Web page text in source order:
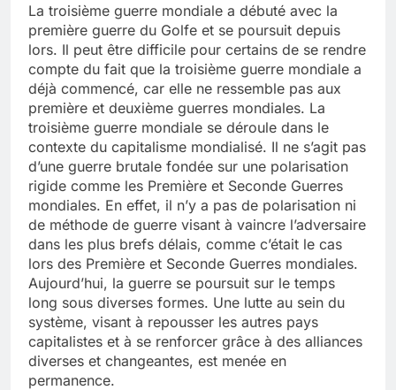
La troisième guerre mondiale a débuté avec la
première guerre du Golfe et se poursuit depuis
lors. Il peut être difficile pour certains de se rendre
compte du fait que la troisième guerre mondiale a
déjà commencé, car elle ne ressemble pas aux
première et deuxième guerres mondiales. La
troisième guerre mondiale se déroule dans le
contexte du capitalisme mondialisé. Il ne s’agit pas
d’une guerre brutale fondée sur une polarisation
rigide comme les Première et Seconde Guerres
mondiales. En effet, il n’y a pas de polarisation ni
de méthode de guerre visant à vaincre l’adversaire
dans les plus brefs délais, comme c’était le cas
lors des Première et Seconde Guerres mondiales.
Aujourd’hui, la guerre se poursuit sur le temps
long sous diverses formes. Une lutte au sein du
système, visant à repousser les autres pays
capitalistes et à se renforcer grâce à des alliances
diverses et changeantes, est menée en
permanence.